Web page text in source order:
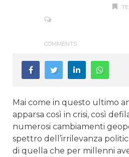
COMMENTS
Mai come in questo ultimo
apparsa così in crisi, così
numerosi cambiamenti
spettro dell’irrilevanza
di quella che per millenni